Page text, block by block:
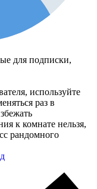
для подписки,
используйте
раз в
к комнате нельзя,
рандомного